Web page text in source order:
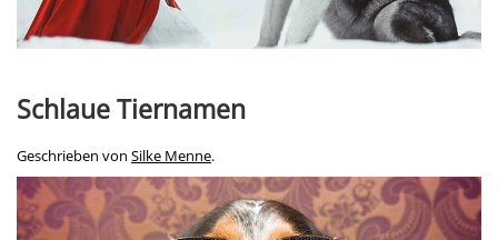
Schlaue Tiernamen
Geschrieben von Silke Menne.